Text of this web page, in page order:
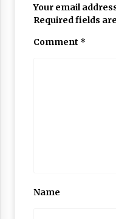
Your email
Required fields
Comment *
Name